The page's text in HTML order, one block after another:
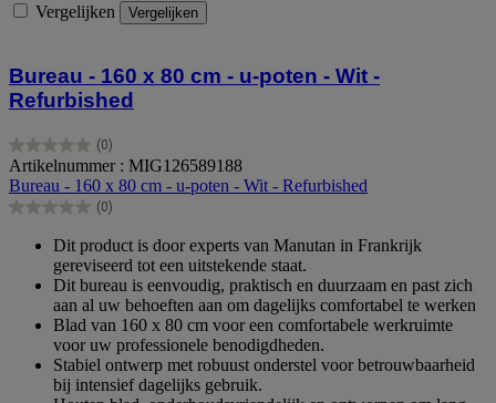
Vergelijken Vergelijken
Bureau - 160 x 80 cm - u-poten - Wit -
Refurbished
(0)
0.0
van
de
5
Artikelnummer : MIG126589188
Bureau - 160 x 80 cm - u-poten - Wit - Refurbished
(0)
0.0
sterren.
Dit product is door experts van Manutan in Frankrijk
gereviseerd tot een uitstekende staat.
Dit bureau is eenvoudig, praktisch en duurzaam en past zich
aan al uw behoeften aan om dagelijks comfortabel te werken
Blad van 160 x 80 cm voor een comfortabele werkruimte
voor uw professionele benodigdheden.
Stabiel ontwerp met robuust onderstel voor betrouwbaarheid
bij intensief dagelijks gebruik.